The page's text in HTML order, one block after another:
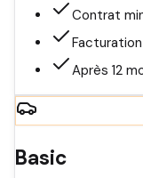
Contrat
Après 12
Basic